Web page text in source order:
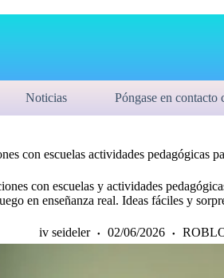
Noticias Póngase en contacto
con escuelas actividades pedagógicas
con escuelas y actividades
en enseñanza real. Ideas fáciles y
iv seideler 02/06/2026